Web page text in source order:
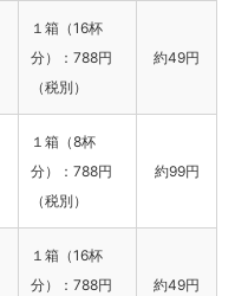
１箱（16杯
分）：788円
（税別）
約49円
１箱（8杯
分）：788円
（税別）
約99円
１箱（16杯
分）：788円
約49円